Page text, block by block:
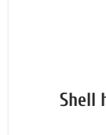
Shell